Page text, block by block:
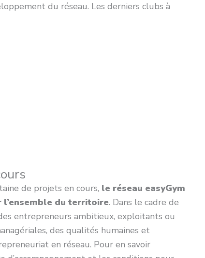
du réseau. Les derniers clubs à
de projets en cours, le réseau easyGym
l’ensemble du territoire. Dans le cadre de
entrepreneurs ambitieux, exploitants ou
des qualités humaines et
en réseau. Pour en savoir